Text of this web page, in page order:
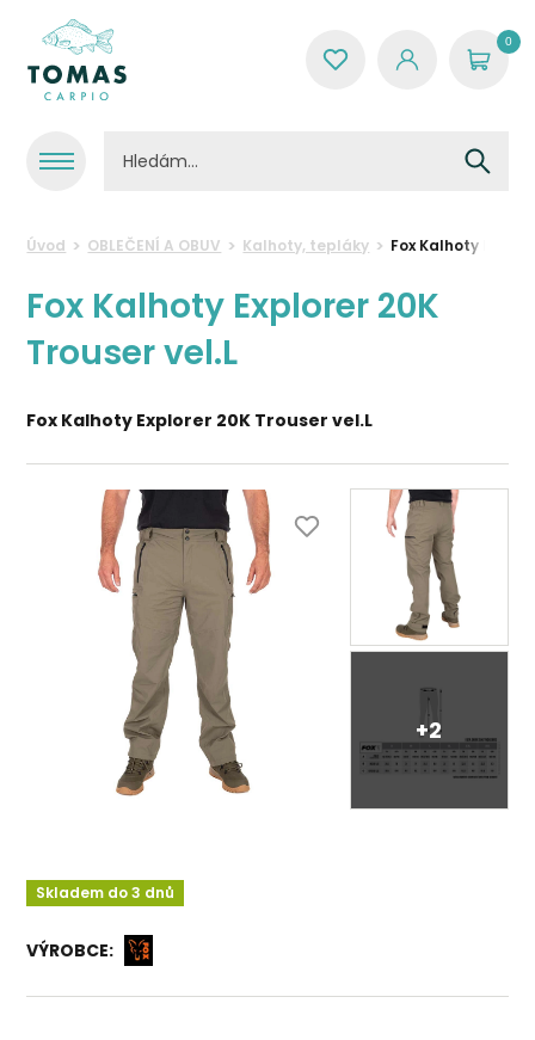
0
Úvod OBLEČENÍ A OBUV Kalhoty, tepláky Fox Kalhoty
Fox Kalhoty Explorer 20K
Trouser vel.L
Fox Kalhoty Explorer 20K Trouser vel.L
+2
Skladem do 3 dnů
VÝROBCE: